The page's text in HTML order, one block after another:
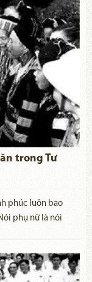
bào rằng: Với
thể nhân dân,
lòng Tổ quốc”1)
trong Tư
phúc luôn bao
phụ nữ là nói
này của Hồ Chí
- vị anh hùng